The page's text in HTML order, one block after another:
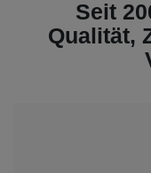
Seit
Qualität,